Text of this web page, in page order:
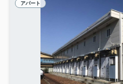
アパート